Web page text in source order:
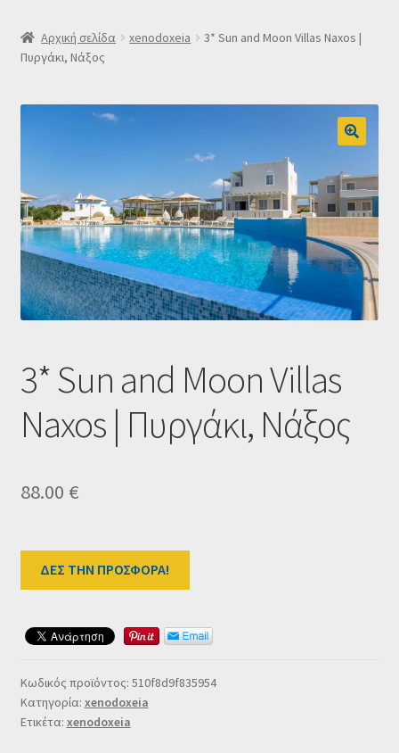
SLIDER
Επιβεβαίωση εγγραφής στο Newsletter του Dealistas.gr
Επικοινωνία
Καλάθι
Κατάστημα
Ο λογαριασμός μου
Ταμείο
Αρχική σελίδα xenodoxeia
3* Sun and Moon Villas Naxos |
Πυργάκι, Νάξος
3* Sun and Moon Villas
Naxos | Πυργάκι, Νάξος
88.00 €
ΔΕΣ ΤΗΝ ΠΡΟΣΦΟΡΑ!
Κωδικός προϊόντος: 510f8d9f835954
Κατηγορία: xenodoxeia
Ετικέτα: xenodoxeia